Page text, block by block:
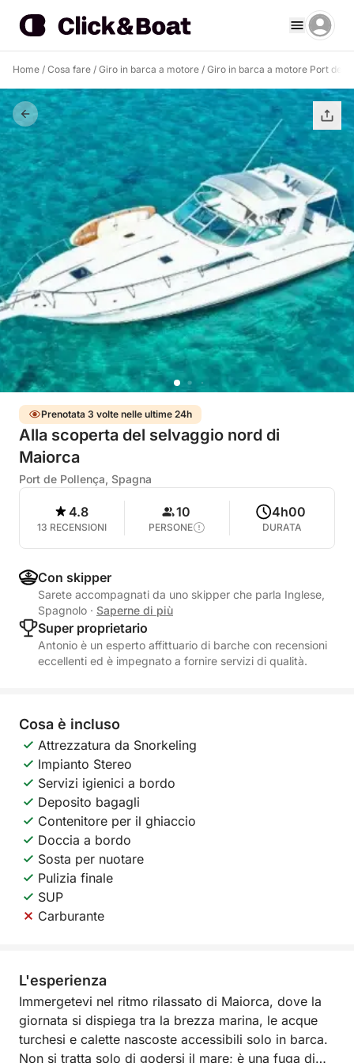
Home / Cosa fare / Giro in barca a motore / Giro in barca a motore Port de
Prenotata 3 volte nelle ultime 24h
Alla scoperta del selvaggio nord di
Maiorca
Port de Pollença, Spagna
4.8
13 RECENSIONI
10
PERSONE
4h00
DURATA
Con skipper
Sarete accompagnati da uno skipper che parla Inglese,
Spagnolo · Saperne di più
Super proprietario
Antonio è un esperto affittuario di barche con recensioni
eccellenti ed è impegnato a fornire servizi di qualità.
Cosa è incluso
Attrezzatura da Snorkeling
Impianto Stereo
Servizi igienici a bordo
Deposito bagagli
Contenitore per il ghiaccio
Doccia a bordo
Sosta per nuotare
Pulizia finale
SUP
Carburante
L'esperienza
Immergetevi nel ritmo rilassato di Maiorca, dove la
giornata si dispiega tra la brezza marina, le acque
turchesi e calette nascoste accessibili solo in barca.
Non si tratta solo di godersi il mare; è una fuga di